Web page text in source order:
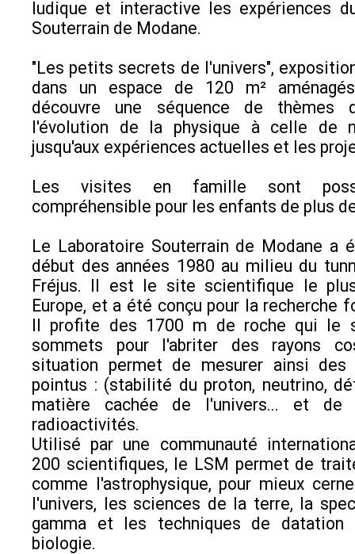
ludique et interactive les expériences
Souterrain de Modane.
"Les petits secrets de l'univers",
dans un espace de 120 m²
découvre une séquence de thèmes
l'évolution de la physique à celle de
jusqu'aux expériences actuelles et les
Les visites en famille sont
compréhensible pour les enfants de plus
Le Laboratoire Souterrain de Modane a
début des années 1980 au milieu du
Fréjus. Il est le site scientifique le
Europe, et a été conçu pour la recherche
Il profite des 1700 m de roche qui le
sommets pour l'abriter des rayons
situation permet de mesurer ainsi des
pointus : (stabilité du proton, neutrino,
matière cachée de l'univers... et de
radioactivités.
Utilisé par une communauté
200 scientifiques, le LSM permet de
comme l'astrophysique, pour mieux
l'univers, les sciences de la terre, la
gamma et les techniques de datation
biologie.